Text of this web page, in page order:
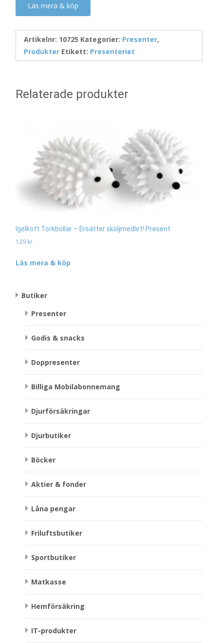
Läs mera & köp
Artikelnr: 10725 Kategorier: Presenter,
Produkter Etikett: Presenteriet
Relaterade produkter
Igelkott Torkbollar – Ersätter sköljmedlet! Present
129 kr
Läs mera & köp
Butiker
Presenter
Godis & snacks
Doppresenter
Billiga Mobilabonnemang
Djurförsäkringar
Djurbutiker
Böcker
Aktier & fonder
Låna pengar
Friluftsbutiker
Sportbutiker
Matkasse
Hemförsäkring
IT-produkter